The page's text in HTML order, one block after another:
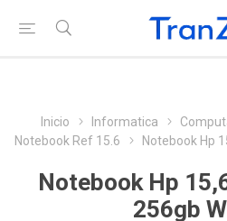
Inicio Informatica
Notebook Ref 15.6
Notebook Hp
Notebook Hp
256gb